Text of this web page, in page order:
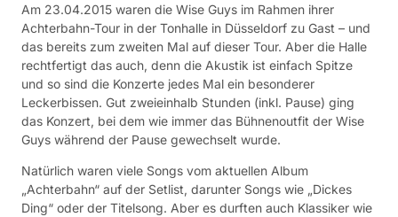
Am 23.04.2015 waren die Wise Guys im Rahmen ihrer
Achterbahn-Tour in der Tonhalle in Düsseldorf zu Gast – und
das bereits zum zweiten Mal auf dieser Tour. Aber die Halle
rechtfertigt das auch, denn die Akustik ist einfach Spitze
und so sind die Konzerte jedes Mal ein besonderer
Leckerbissen. Gut zweieinhalb Stunden (inkl. Pause) ging
das Konzert, bei dem wie immer das Bühnenoutfit der Wise
Guys während der Pause gewechselt wurde.
Natürlich waren viele Songs vom aktuellen Album
„Achterbahn“ auf der Setlist, darunter Songs wie „Dickes
Ding“ oder der Titelsong. Aber es durften auch Klassiker wie